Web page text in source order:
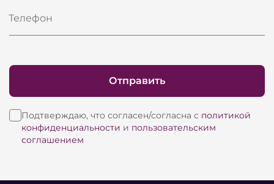
Телефон
Подтверждаю, что согласен/согласна с политикой
конфиденциальности и пользовательским
соглашением
Отправить